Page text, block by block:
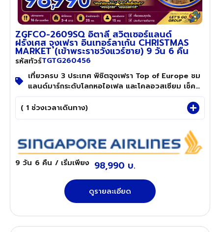
ZGFCO-2609SQ อิตาลี สวิตเซอร์แลนด์
ฝรั่งเศส จุงเฟรา อินเทอร์ลาเก้น CHRISTMAS
MARKET (เข้าพระราชวังแวร์ซาย) 9 วัน 6 คืน
รหัสทัวร์TGTG260456
เที่ยวครบ 3 ประเทศ พิชิตจุงเฟรา Top of Europe ชม
แลนด์มาร์กระดับโลกหอไอเฟล และโคลอวสเซียม เช็ค
( 1 ช่วงเวลาเดินทาง)
9 วัน 6 คืน / เริ่มเพียง 98,990 บ.
ดูรายละเอียด